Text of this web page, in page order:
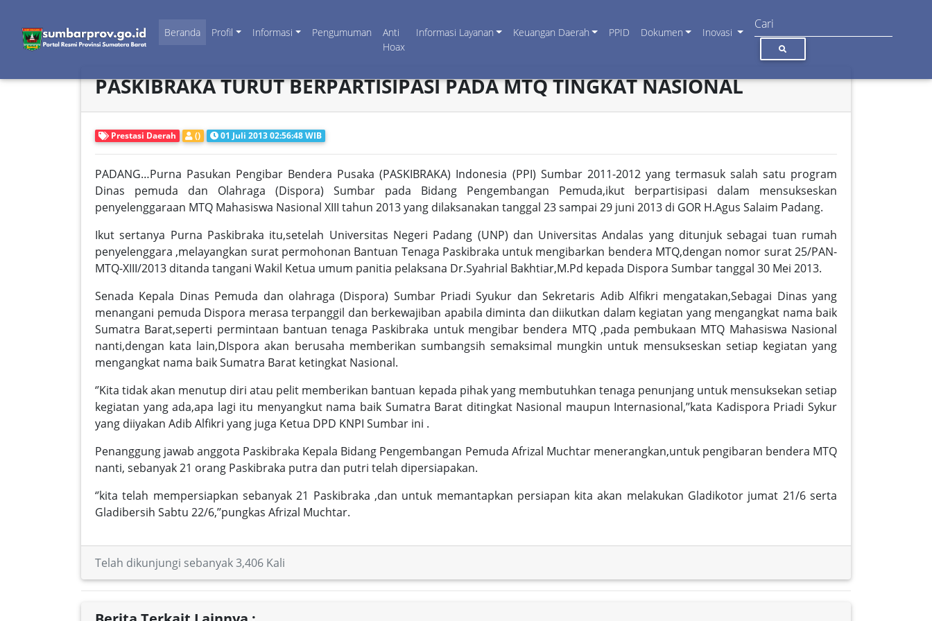
Beranda Profil Informasi Pengumuman
Anti
Hoax
Informasi Layanan Keuangan Daerah PPID Dokumen Inovasi
PASKIBRAKA TURUT BERPARTISIPASI PADA MTQ TINGKAT NASIONAL
Prestasi Daerah () 01 Juli 2013 02:56:48 WIB
PADANG…Purna Pasukan Pengibar Bendera Pusaka (PASKIBRAKA) Indonesia (PPI) Sumbar 2011-2012 yang termasuk salah satu program
Dinas pemuda dan Olahraga (Dispora) Sumbar pada Bidang Pengembangan Pemuda,ikut berpartisipasi dalam mensukseskan
penyelenggaraan MTQ Mahasiswa Nasional XIII tahun 2013 yang dilaksanakan tanggal 23 sampai 29 juni 2013 di GOR H.Agus Salaim Padang.
Ikut sertanya Purna Paskibraka itu,setelah Universitas Negeri Padang (UNP) dan Universitas Andalas yang ditunjuk sebagai tuan rumah
penyelenggara ,melayangkan surat permohonan Bantuan Tenaga Paskibraka untuk mengibarkan bendera MTQ,dengan nomor surat 25/PAN-
MTQ-XIII/2013 ditanda tangani Wakil Ketua umum panitia pelaksana Dr.Syahrial Bakhtiar,M.Pd kepada Dispora Sumbar tanggal 30 Mei 2013.
Senada Kepala Dinas Pemuda dan olahraga (Dispora) Sumbar Priadi Syukur dan Sekretaris Adib Alfikri mengatakan,Sebagai Dinas yang
menangani pemuda Dispora merasa terpanggil dan berkewajiban apabila diminta dan diikutkan dalam kegiatan yang mengangkat nama baik
Sumatra Barat,seperti permintaan bantuan tenaga Paskibraka untuk mengibar bendera MTQ ,pada pembukaan MTQ Mahasiswa Nasional
nanti,dengan kata lain,DIspora akan berusaha memberikan sumbangsih semaksimal mungkin untuk mensukseskan setiap kegiatan yang
mengangkat nama baik Sumatra Barat ketingkat Nasional.
‘’Kita tidak akan menutup diri atau pelit memberikan bantuan kepada pihak yang membutuhkan tenaga penunjang untuk mensuksekan setiap
kegiatan yang ada,apa lagi itu menyangkut nama baik Sumatra Barat ditingkat Nasional maupun Internasional,’’kata Kadispora Priadi Sykur
yang diiyakan Adib Alfikri yang juga Ketua DPD KNPI Sumbar ini .
Penanggung jawab anggota Paskibraka Kepala Bidang Pengembangan Pemuda Afrizal Muchtar menerangkan,untuk pengibaran bendera MTQ
nanti, sebanyak 21 orang Paskibraka putra dan putri telah dipersiapakan.
‘’kita telah mempersiapkan sebanyak 21 Paskibraka ,dan untuk memantapkan persiapan kita akan melakukan Gladikotor jumat 21/6 serta
Gladibersih Sabtu 22/6,’’pungkas Afrizal Muchtar.
Telah dikunjungi sebanyak 3,406 Kali